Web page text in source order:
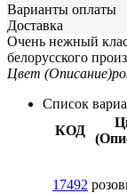
Варианты оплаты
Доставка
Очень нежный
белорусского
Цвет (Описание)
Список
КОД
17492